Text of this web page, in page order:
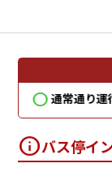
通常通り運
バス停イ